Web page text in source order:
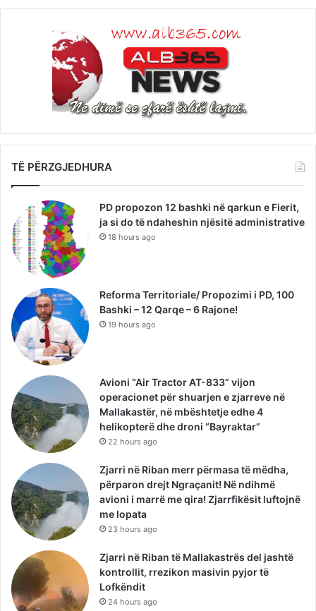
TË PËRZGJEDHURA
PD propozon 12 bashki në qarkun e Fierit,
ja si do të ndaheshin njësitë administrative
18 hours ago
Reforma Territoriale/ Propozimi i PD, 100
Bashki – 12 Qarqe – 6 Rajone!
19 hours ago
Avioni “Air Tractor AT-833” vijon
operacionet për shuarjen e zjarreve në
Mallakastër, në mbështetje edhe 4
helikopterë dhe droni “Bayraktar”
22 hours ago
Zjarri në Riban merr përmasa të mëdha,
përparon drejt Ngraçanit! Në ndihmë
avioni i marrë me qira! Zjarrfikësit luftojnë
me lopata
23 hours ago
Zjarri në Riban të Mallakastrës del jashtë
kontrollit, rrezikon masivin pyjor të
Lofkëndit
24 hours ago